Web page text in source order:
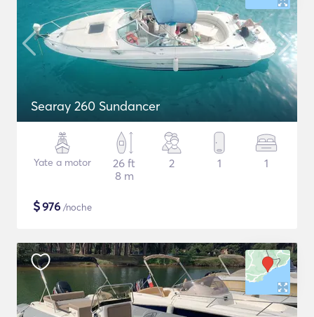
Searay 260 Sundancer
Yate a motor
26 ft
8 m
2 1 1
$976 /noche